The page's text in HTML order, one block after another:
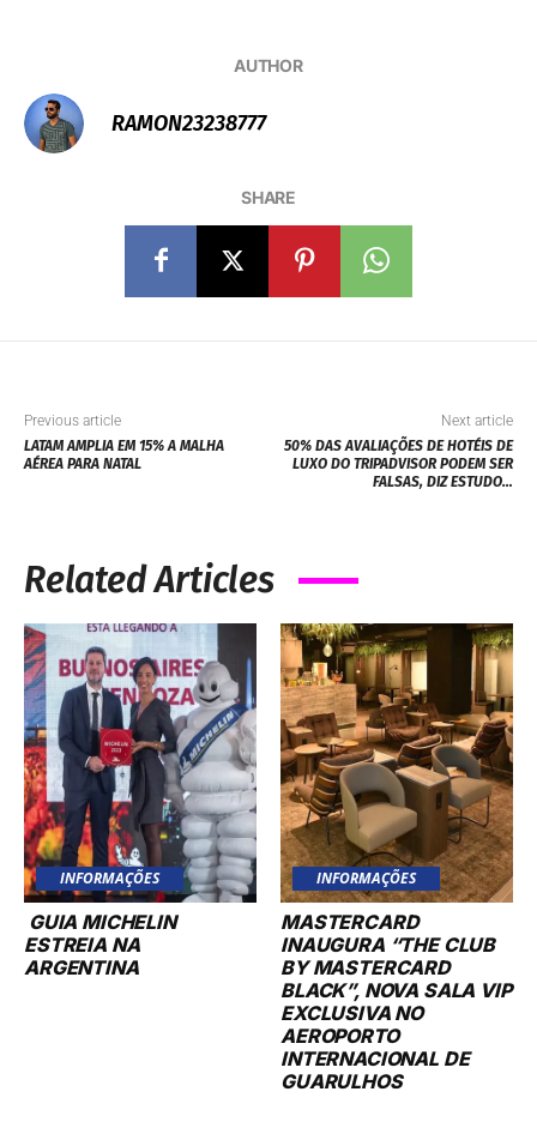
AUTHOR
RAMON23238777
SHARE
Previous article
LATAM AMPLIA EM 15% A MALHA
AÉREA PARA NATAL
Next article
50% DAS AVALIAÇÕES DE HOTÉIS DE
LUXO DO TRIPADVISOR PODEM SER
FALSAS, DIZ ESTUDO…
Related Articles
INFORMAÇÕES
GUIA MICHELIN
ESTREIA NA
ARGENTINA
INFORMAÇÕES
MASTERCARD
INAUGURA “THE CLUB
BY MASTERCARD
BLACK”, NOVA SALA VIP
EXCLUSIVA NO
AEROPORTO
INTERNACIONAL DE
GUARULHOS